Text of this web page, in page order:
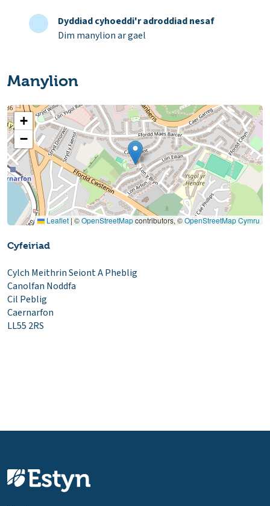
Dyddiad cyhoeddi'r adroddiad nesaf
Dim manylion ar gael
Manylion
+
−
Leaflet | ©OpenStreetMapcontributors, ©OpenStreetMap Cymru
Cyfeiriad
Cylch Meithrin Seiont A Pheblig
Canolfan Noddfa
Cil Peblig
Caernarfon
LL55 2RS